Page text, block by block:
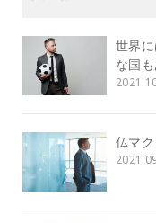
世界
な国
仏マ